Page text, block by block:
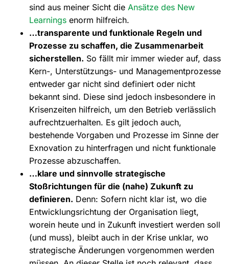
sind aus meiner Sicht die Ansätze des New
Learningsenorm hilfreich.
…transparente und funktionale Regeln und
Prozesse zu schaffen, die Zusammenarbeit
sicherstellen. So fällt mir immer wieder auf, dass
Kern-, Unterstützungs- und Managementprozesse
entweder gar nicht sind definiert oder nicht
bekannt sind. Diese sind jedoch insbesondere in
Krisenzeiten hilfreich, um den Betrieb verlässlich
aufrechtzuerhalten. Es gilt jedoch auch,
bestehende Vorgaben und Prozesse im Sinne der
Exnovation zu hinterfragen und nicht funktionale
Prozesse abzuschaffen.
…klare und sinnvolle strategische
Stoßrichtungen für die (nahe) Zukunft zu
definieren. Denn: Sofern nicht klar ist, wo die
Entwicklungsrichtung der Organisation liegt,
worein heute und in Zukunft investiert werden soll
(und muss), bleibt auch in der Krise unklar, wo
strategische Änderungen vorgenommen werden